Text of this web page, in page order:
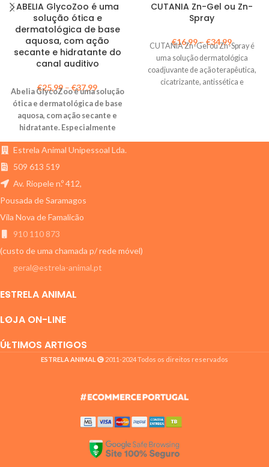
ABELIA GlycoZoo é uma
solução ótica e
dermatológica de base
aquosa, com ação
secante e hidratante do
canal auditivo
€25,99 – €37,99
Abelia GlycoZoo é uma solução
ótica e dermatológica de base
aquosa, com ação secante e
hidratante. Especialmente
indicado para animais (cães,
gatos e cavalos) com cerumén,
de orelhas caídas, pug´s etc.
CUTANIA Zn-Gel ou Zn-
Spray
€16,99– €34,99
CUTANIA Zn-Gel ou Zn-Spray é
uma solução dermatológica
coadjuvante de ação terapêutica,
cicatrizante, antissética e
Estrela Animal Unipessoal Lda.
509 613 519
Av. Riopele n.º 412,
Pousada de Saramagos
Vila Nova de Famalicão
910 110 873
(custo de uma chamada p/ rede móvel)
geral@estrela-animal.pt
ESTRELA ANIMAL
LOJA ON-LINE
ÚLTIMOS ARTIGOS
ESTRELA ANIMAL 2011-2024 Todos os direitos reservados